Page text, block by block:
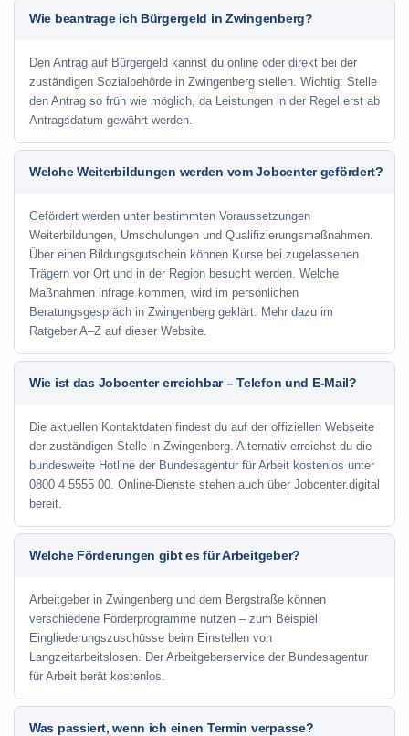
Wie beantrage ich Bürgergeld in Zwingenberg?
Den Antrag auf Bürgergeld kannst du online oder direkt bei der
zuständigen Sozialbehörde in Zwingenberg stellen. Wichtig: Stelle
den Antrag so früh wie möglich, da Leistungen in der Regel erst ab
Antragsdatum gewährt werden.
Welche Weiterbildungen werden vom Jobcenter gefördert?
Gefördert werden unter bestimmten Voraussetzungen
Weiterbildungen, Umschulungen und Qualifizierungsmaßnahmen.
Über einen Bildungsgutschein können Kurse bei zugelassenen
Trägern vor Ort und in der Region besucht werden. Welche
Maßnahmen infrage kommen, wird im persönlichen
Beratungsgespräch in Zwingenberg geklärt. Mehr dazu im
Ratgeber A–Z auf dieser Website.
Wie ist das Jobcenter erreichbar – Telefon und E-Mail?
Die aktuellen Kontaktdaten findest du auf der offiziellen Webseite
der zuständigen Stelle in Zwingenberg. Alternativ erreichst du die
bundesweite Hotline der Bundesagentur für Arbeit kostenlos unter
0800 4 5555 00. Online-Dienste stehen auch über Jobcenter.digital
bereit.
Welche Förderungen gibt es für Arbeitgeber?
Arbeitgeber in Zwingenberg und dem Bergstraße können
verschiedene Förderprogramme nutzen – zum Beispiel
Eingliederungszuschüsse beim Einstellen von
Langzeitarbeitslosen. Der Arbeitgeberservice der Bundesagentur
für Arbeit berät kostenlos.
Was passiert, wenn ich einen Termin verpasse?